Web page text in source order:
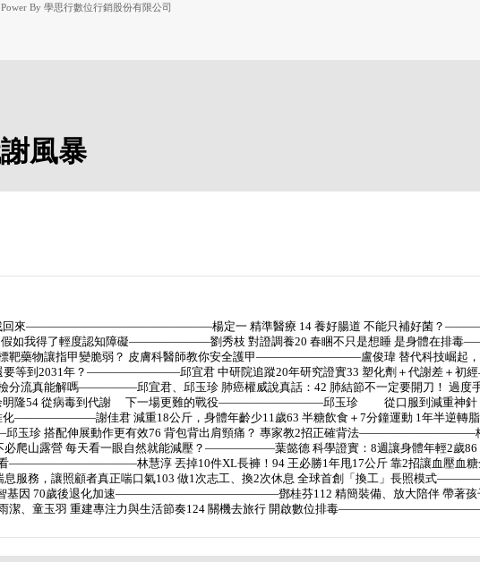
Power By 學思行數位行銷股份有限公司
風暴
睡眠找回來――――――――――――――――楊定一 精準醫療 14 養好腸道 不能只補好
假如我得了輕度認知障礙―――――――劉秀枝 對證調養20 春睏不只是想睡 是身
讓指甲變脆弱？ 皮膚科醫師教你安全護甲―――――――――盧俊瑋 替代科技崛起，動
2031年？――――――――邱宜君 中研院追蹤20年研究證實33 塑化劑＋代謝差＋初經
能解嗎―――――邱宜君、邱玉珍 肺癌權威說真話：42 肺結節不一定要開刀！ 過度
54 從病毒到代謝 下一場更難的戰役―――――――――邱玉珍 從口服到減重神針，
化―――――――謝佳君 減重18公斤，身體年齡少11歲63 半糖飲食＋7分鐘運動 1年
搭配伸展動作更有效76 背包背出肩頸痛？ 專家教2招正確背法――――――――――梅
山露營 每天看一眼自然就能減壓？――――――葉懿德 科學證實：8週讓身體年輕2歲86
看―――――――――――林慧淳 丟掉10件XL長褲！94 王必勝1年甩17公斤 靠2招讓血壓
服務，讓照顧者真正喘口氣103 做1次志工、換2次休息 全球首創「換工」長照模式
智基因 70歲後退化加速――――――――――――――鄧桂芬112 精簡裝備、放大陪伴 帶
雨潔、童玉羽 重建專注力與生活節奏124 關機去旅行 開啟數位排毒